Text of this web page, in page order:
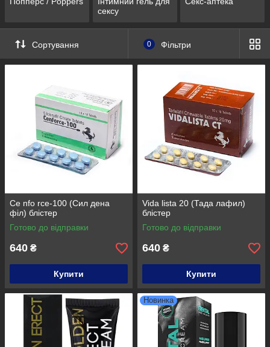
сексу
Сортування 0 Фільтри
Ce nfo rce-100 (Сил дена
філ) блістер
Готово до відправки
640 ₴
Купити
Vida lista 20 (Тада лафил)
блістер
Готово до відправки
640 ₴
Купити
Новинка